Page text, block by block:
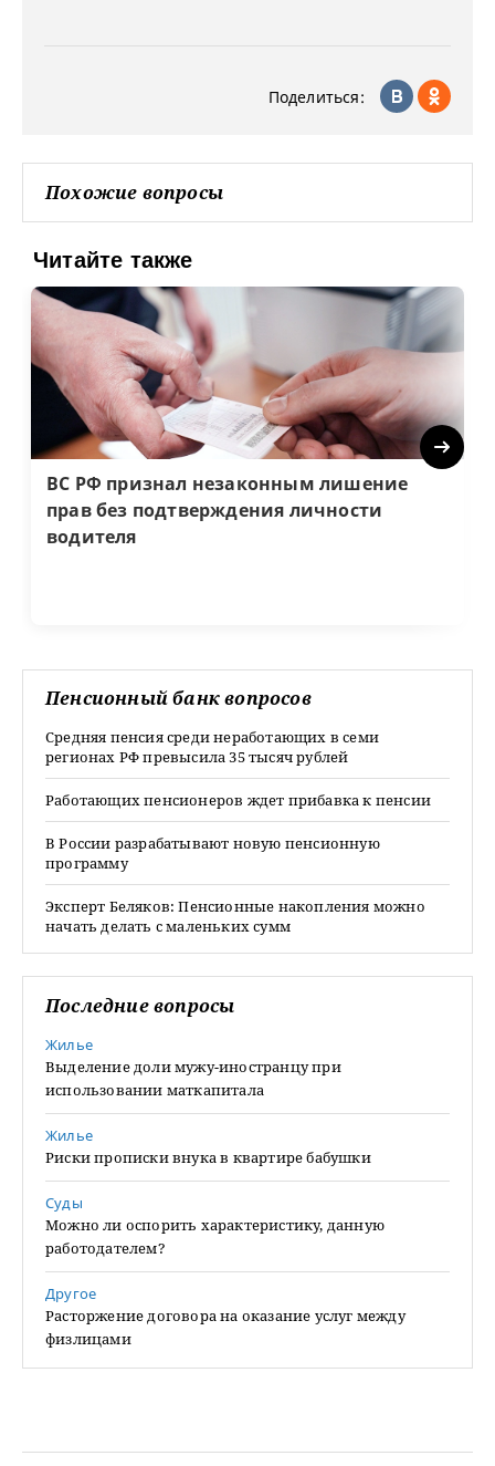
Поделиться:
Похожие вопросы
Читайте также
ВС РФ признал незаконным лишение
прав без подтверждения личности
водителя
Next
Пенсионный банк вопросов
Средняя пенсия среди неработающих в семи
регионах РФ превысила 35 тысяч рублей
Работающих пенсионеров ждет прибавка к пенсии
В России разрабатывают новую пенсионную
программу
Эксперт Беляков: Пенсионные накопления можно
начать делать с маленьких сумм
Последние вопросы
Жилье
Выделение доли мужу-иностранцу при
использовании маткапитала
Жилье
Риски прописки внука в квартире бабушки
Суды
Можно ли оспорить характеристику, данную
работодателем?
Другое
Расторжение договора на оказание услуг между
физлицами